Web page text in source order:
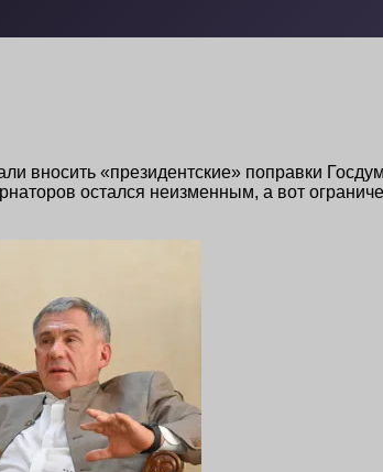
вносить «президентские» поправки
остался неизменным, а вот